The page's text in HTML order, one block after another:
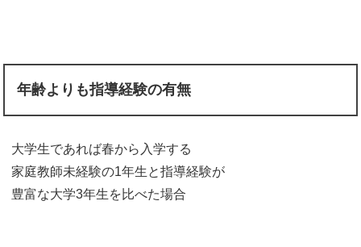
年齢よりも指導経験の有無
大学生であれば春から入学する
家庭教師未経験の1年生と指導経験が
豊富な大学3年生を比べた場合